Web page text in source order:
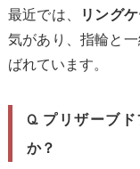
最近では、
リング
気があり、指輪と
ばれています。
Q. プリザーブ
か？